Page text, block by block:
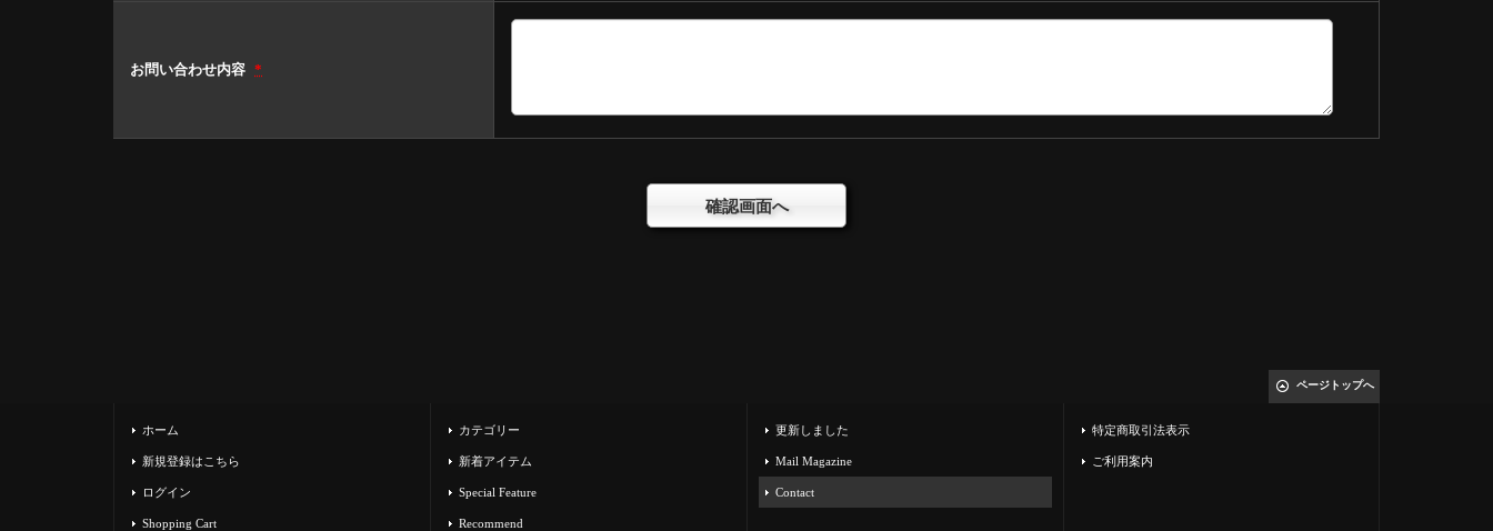
お問い合わせ内容 *
ページトップへ
ホーム
新規登録はこちら
ログイン
Shopping Cart
カテゴリー
新着アイテム
Special Feature
Recommend
更新しました
Mail Magazine
Contact
特定商取引法表示
ご利用案内